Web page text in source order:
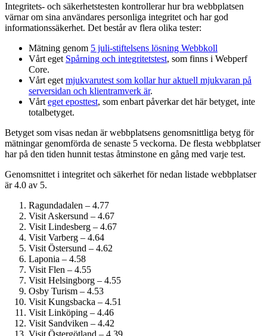
Integritets- och säkerhetstesten kontrollerar hur bra webbplatsen
värnar om sina användares personliga integritet och har god
informations­säkerhet. Det består av flera olika tester:
Mätning genom 5 juli-stiftelsens lösning Webbkoll
Vårt eget Spårning och integritetstest, som finns i Webperf
Core.
Vårt eget mjukvarutest som kollar hur aktuell mjukvaran på
serversidan och klient­ramverk är.
Vårt eget eposttest, som enbart påverkar det här betyget, inte
totalbetyget.
Betyget som visas nedan är webbplatsens genomsnittliga betyg för
mätningar genomförda de senaste 5 veckorna. De flesta webbplatser
har på den tiden hunnit testas åtminstone en gång med varje test.
Genomsnittet i integritet och säkerhet för nedan listade webbplatser
är 4.0 av 5.
Ragundadalen – 4.77
Visit Askersund – 4.67
Visit Lindesberg – 4.67
Visit Varberg – 4.64
Visit Östersund – 4.62
Laponia – 4.58
Visit Flen – 4.55
Visit Helsingborg – 4.55
Osby Turism – 4.53
Visit Kungsbacka – 4.51
Visit Linköping – 4.46
Visit Sandviken – 4.42
Visit Östergötland – 4.39